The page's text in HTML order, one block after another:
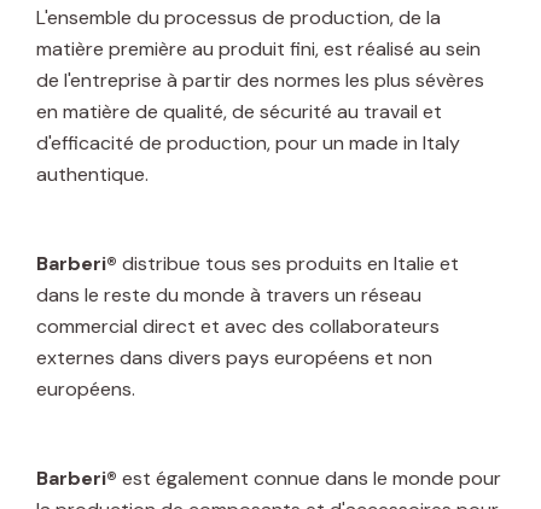
L'ensemble du processus de production, de la
matière première au produit fini, est réalisé au sein
de l'entreprise à partir des normes les plus sévères
en matière de qualité, de sécurité au travail et
d'efficacité de production, pour un made in Italy
authentique.
Barberi® distribue tous ses produits en Italie et
dans le reste du monde à travers un réseau
commercial direct et avec des collaborateurs
externes dans divers pays européens et non
européens.
Barberi® est également connue dans le monde pour